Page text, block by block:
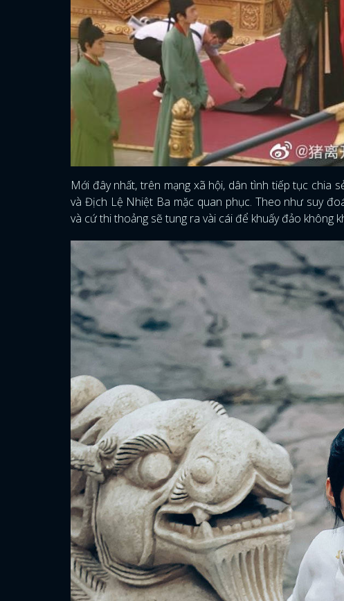
Mới đây nhất, trên mạng xã hội, dân tình tiếp tục chia
và Địch Lệ Nhiệt Ba mặc quan phục. Theo như suy
và cứ thi thoảng sẽ tung ra vài cái để khuấy đảo không